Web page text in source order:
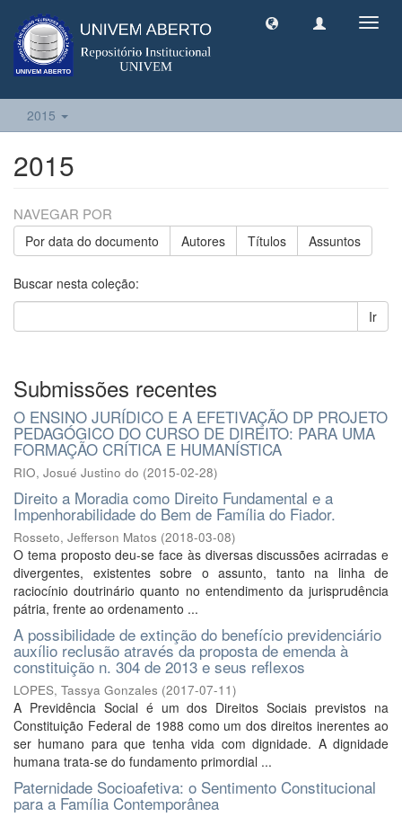
2015
2015
NAVEGAR POR
Por data do documento Autores Títulos Assuntos
Buscar nesta coleção:
Ir
Submissões recentes
O ENSINO JURÍDICO E A EFETIVAÇÃO DP PROJETO
PEDAGÓGICO DO CURSO DE DIREITO: PARA UMA
FORMAÇÃO CRÍTICA E HUMANÍSTICA
RIO, Josué Justino do (2015-02-28)
Direito a Moradia como Direito Fundamental e a
Impenhorabilidade do Bem de Família do Fiador.
Rosseto, Jefferson Matos (2018-03-08)
O tema proposto deu-se face às diversas discussões acirradas e
divergentes, existentes sobre o assunto, tanto na linha de
raciocínio doutrinário quanto no entendimento da jurisprudência
pátria, frente ao ordenamento ...
A possibilidade de extinção do benefício previdenciário
auxílio reclusão através da proposta de emenda à
constituição n. 304 de 2013 e seus reflexos
LOPES, Tassya Gonzales (2017-07-11)
A Previdência Social é um dos Direitos Sociais previstos na
Constituição Federal de 1988 como um dos direitos inerentes ao
ser humano para que tenha vida com dignidade. A dignidade
humana trata-se do fundamento primordial ...
Paternidade Socioafetiva: o Sentimento Constitucional
para a Família Contemporânea